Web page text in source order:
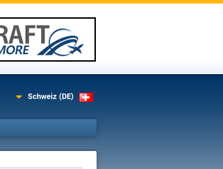
Schweiz (DE)